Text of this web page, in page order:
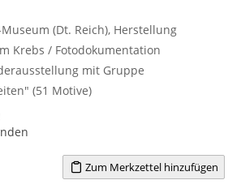
(Dt. Reich), Herstellung
Krebs / Fotodokumentation
mit Gruppe
(51 Motive)
Zum Merkzettel hinzufügen